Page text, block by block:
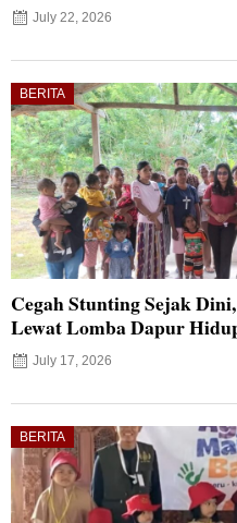
July 22, 2026
BERITA
Cegah Stunting Sejak
Lewat Lomba Dapur
July 17, 2026
BERITA